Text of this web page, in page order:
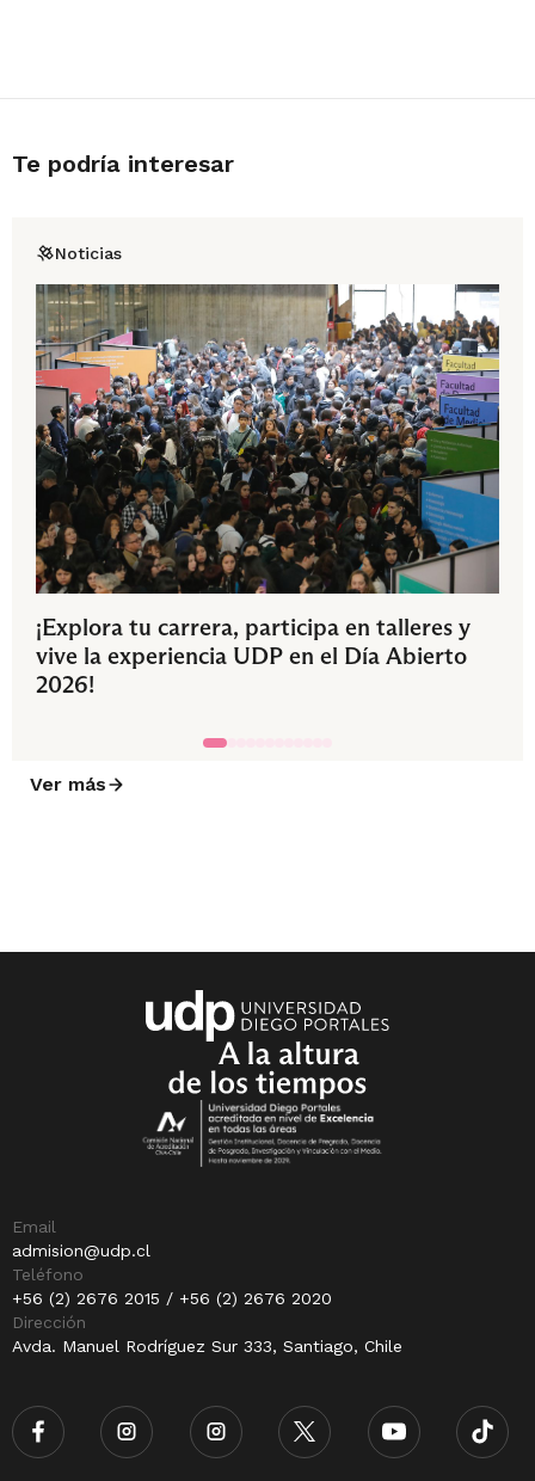
Te podría interesar
Noticias
¡Explora tu carrera, participa en talleres y
vive la experiencia UDP en el Día Abierto
2026!
Ver más
Email
admision@udp.cl
Teléfono
+56 (2) 2676 2015 / +56 (2) 2676 2020
Dirección
Avda. Manuel Rodríguez Sur 333, Santiago, Chile